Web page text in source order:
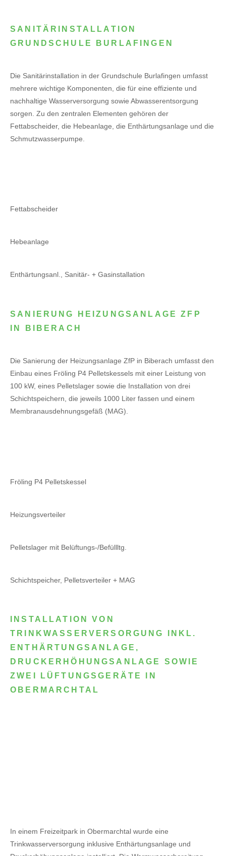
SANITÄRINSTALLATION
GRUNDSCHULE BURLAFINGEN
Die Sanitärinstallation in der Grundschule Burlafingen umfasst
mehrere wichtige Komponenten, die für eine effiziente und
nachhaltige Wasserversorgung sowie Abwasserentsorgung
sorgen. Zu den zentralen Elementen gehören der
Fettabscheider, die Hebeanlage, die Enthärtungsanlage und die
Schmutzwasserpumpe.
Fettabscheider
Hebeanlage
Enthärtungsanl., Sanitär- + Gasinstallation
SANIERUNG HEIZUNGSANLAGE ZFP
IN BIBERACH
Die Sanierung der Heizungsanlage ZfP in Biberach umfasst den
Einbau eines Fröling P4 Pelletskessels mit einer Leistung von
100 kW, eines Pelletslager sowie die Installation von drei
Schichtspeichern, die jeweils 1000 Liter fassen und einem
Membranausdehnungsgefäß (MAG).
Fröling P4 Pelletskessel
Heizungsverteiler
Pelletslager mit Belüftungs-/Befüllltg.
Schichtspeicher, Pelletsverteiler + MAG
INSTALLATION VON
TRINKWASSERVERSORGUNG INKL.
ENTHÄRTUNGSANLAGE,
DRUCKERHÖHUNGSANLAGE SOWIE
ZWEI LÜFTUNGSGERÄTE IN
OBERMARCHTAL
In einem Freizeitpark in Obermarchtal wurde eine
Trinkwasserversorgung inklusive Enthärtungsanlage und